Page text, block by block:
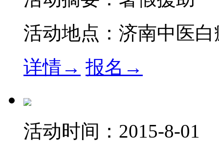
活动地点： 济南中医
详情→ 报名→
活动时间： 2015-8-01